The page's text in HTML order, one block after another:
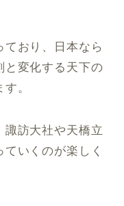
ており、日本なら
と変化する天下の
。
諏訪大社や天橋立
いくのが楽しく